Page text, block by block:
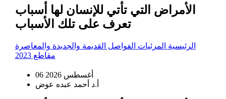
الأمراض التي تأتي للإنسان لها أسباب
تعرف على تلك الأسباب
الرئيسية المرئيات الفواصل القديمة والجديدة والمعاصرة
مقاطع 2023
06 أغسطس 2026
أ.د أحمد عبده عوض